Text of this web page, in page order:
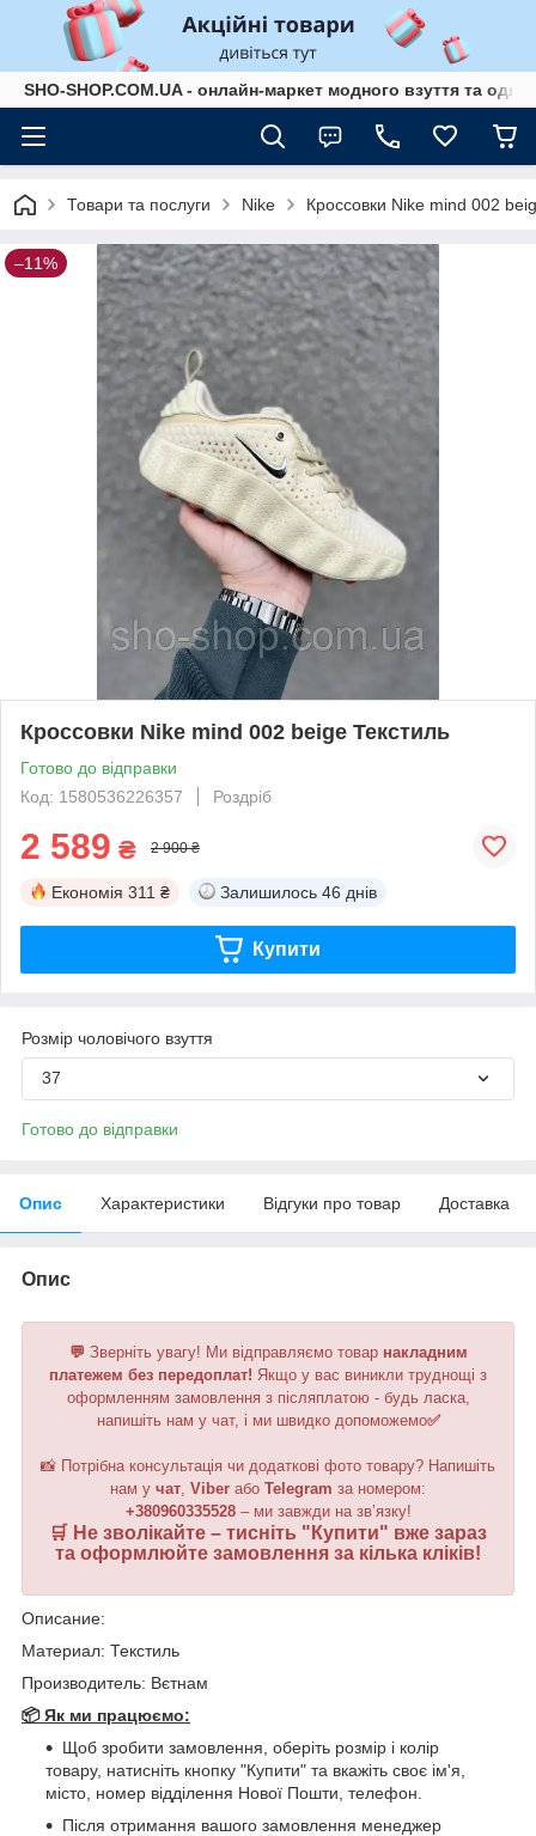
SHO-SHOP.COM.UA - онлайн-маркет модного взуття та
Товари та послуги Nike Кроссовки Nike mind 002
–11%
Кроссовки Nike mind 002 beige Текстиль
Готово до відправки
Код: 1580536226357
Роздріб
2 589 ₴ 2 900 ₴
Економія 311 ₴ Залишилось 46 днів
Купити
Розмір чоловічого взуття
37
Готово до відправки
Опис Характеристики Відгуки про товар Доставка
Опис
💬 Зверніть увагу! Ми відправляємо товар накладним
платежем без передоплат! Якщо у вас виникли труднощі з
оформленням замовлення з післяплатою - будь ласка,
напишіть нам у чат, і ми швидко допоможемо✅
📸 Потрібна консультація чи додаткові фото товару? Напишіть
нам у чат Viber або Telegram за номером:
+380960335528– ми завжди на зв’язку!
🛒 Не зволікайте – тисніть " Купити" вже зараз
та оформлюйте замовлення за кілька кліків!
Описание:
Материал: Текстиль
Производитель: Вєтнам
📦 Як ми працюємо:
Щоб зробити замовлення, оберіть розмір і колір
товару, натисніть кнопку "Купити" та вкажіть своє ім'я,
місто, номер відділення Нової Пошти, телефон.
Після отримання вашого замовлення менеджер